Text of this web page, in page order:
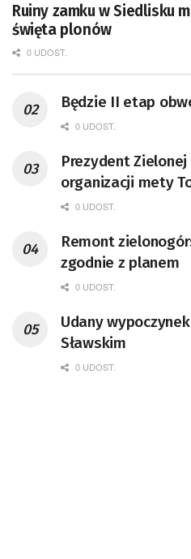
Ruiny zamku w Siedlisku
święta plonów
0 UDOST.
Będzie II etap
0 UDOST.
Prezydent
organizacji mety
0 UDOST.
Remont
zgodnie z planem
0 UDOST.
Udany
Sławskim
0 UDOST.